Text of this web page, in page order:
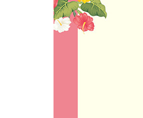
06 오키나와 렌터카 로망,
07 오키나와의 가로수길,
08 영화의 섬, 오키나와
09 오키나와 최신 문화 트
10 마음을 비우고 또 채우
11 리얼 오키나와! 슬로우